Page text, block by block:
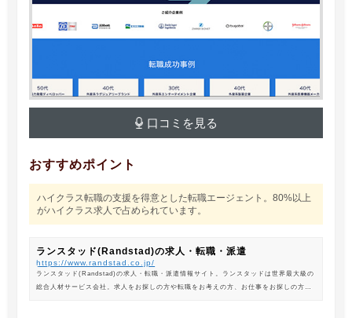
口コミを見る
おすすめポイント
ハイクラス転職の支援を得意とした転職エージェント。80%以上
がハイクラス求人で占められています。
ランスタッド(Randstad)の求人・転職・派遣
https://www.randstad.co.jp/
ランスタッド(Randstad)の求人・転職・派遣情報サイト。ランスタッドは世界最大級の
総合人材サービス会社。求人をお探しの方や転職をお考えの方、お仕事をお探しの方に